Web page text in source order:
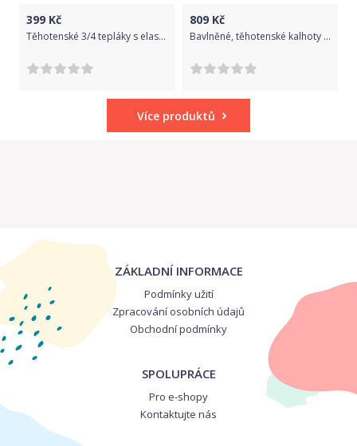
399 Kč
Těhotenské 3/4 tepláky s elastickým pásem - olivové, Velikosti těh. moda M (38)
809 Kč
Bavlněné, těhotenské kalhoty s regulovatelným pásem - béžové, Velikosti těh. moda M (38)
Více produktů
ZÁKLADNÍ INFORMACE
Podmínky užití
Zpracování osobních údajů
Obchodní podmínky
SPOLUPRÁCE
Pro e-shopy
Kontaktujte nás